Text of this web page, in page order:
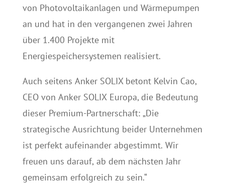
von Photovoltaikanlagen und Wärmepumpen
an und hat in den vergangenen zwei Jahren
über 1.400 Projekte mit
Energiespeichersystemen realisiert.
Auch seitens Anker SOLIX betont Kelvin Cao,
CEO von Anker SOLIX Europa, die Bedeutung
dieser Premium-Partnerschaft: „Die
strategische Ausrichtung beider Unternehmen
ist perfekt aufeinander abgestimmt. Wir
freuen uns darauf, ab dem nächsten Jahr
gemeinsam erfolgreich zu sein.“